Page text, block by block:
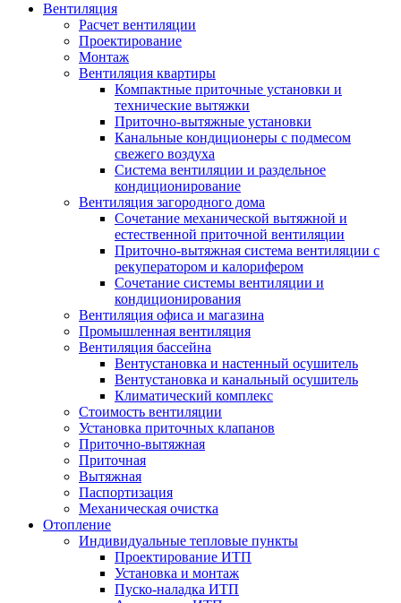
Вентиляция
Расчет вентиляции
Проектирование
Монтаж
Вентиляция квартиры
Компактные приточные установки и
технические вытяжки
Приточно-вытяжные установки
Канальные кондиционеры с подмесом
свежего воздуха
Cистема вентиляции и раздельное
кондиционирование
Вентиляция загородного дома
Сочетание механической вытяжной и
естественной приточной вентиляции
Приточно-вытяжная система вентиляции с
рекуператором и калорифером
Сочетание системы вентиляции и
кондиционирования
Вентиляция офиса и магазина
Промышленная вентиляция
Вентиляция бассейна
Вентустановка и настенный осушитель
Вентустановка и канальный осушитель
Климатический комплекс
Стоимость вентиляции
Установка приточных клапанов
Приточно-вытяжная
Приточная
Вытяжная
Паспортизация
Механическая очистка
Отопление
Индивидуальные тепловые пункты
Проектирование ИТП
Установка и монтаж
Пуско-наладка ИТП